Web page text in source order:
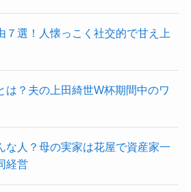
７選！人懐っこく社交的で甘え上
は？夫の上田綺世W杯期間中のワ
な人？母の実家は花屋で資産家一
経営